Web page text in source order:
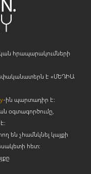
հրապարակումների
է «ՄԵԴԻԱ
-ին պարտադիր է:
օգտագործումը,
են չհամնկնել կայքի
հետ: